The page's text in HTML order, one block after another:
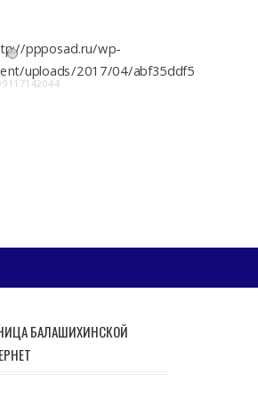
БАЛАШИХИНСКОЙ